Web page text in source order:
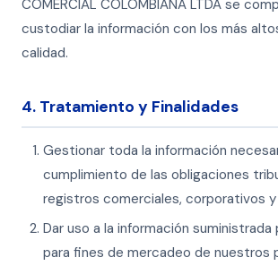
COMERCIAL COLOMBIANA LTDA se
custodiar la información con los más
calidad.
4. Tratamiento y Finalidades
Gestionar toda la información
cumplimiento de las obligaciones
registros comerciales, corporativos
Dar uso a la información suministrada
para fines de mercadeo de nuestros